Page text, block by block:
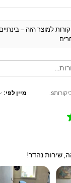
למוצר הזה –
מיין לפי:
שירות נהדר!